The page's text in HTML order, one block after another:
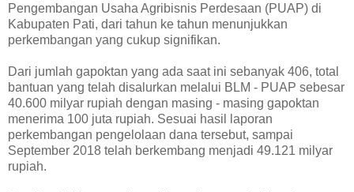
Pengembangan Usaha Agribisnis Perdesaan (PUAP) di
Kabupaten Pati, dari tahun ke tahun menunjukkan
perkembangan yang cukup signifikan.
Dari jumlah gapoktan yang ada saat ini sebanyak 406, total
bantuan yang telah disalurkan melalui BLM - PUAP sebesar
40.600 milyar rupiah dengan masing - masing gapoktan
menerima 100 juta rupiah. Sesuai hasil laporan
perkembangan pengelolaan dana tersebut, sampai
September 2018 telah berkembang menjadi 49.121 milyar
rupiah.